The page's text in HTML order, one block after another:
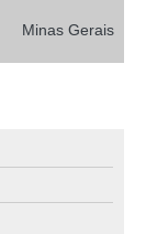
Minas Gerais